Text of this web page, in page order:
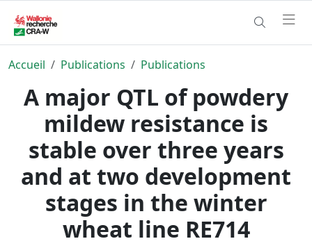
Accueil Publications Publications
A major QTL of powdery
mildew resistance is
stable over three years
and at two development
stages in the winter
wheat line RE714